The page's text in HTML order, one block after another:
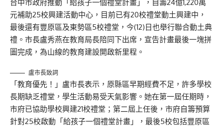
台中市政府推動「給孩子一個禮堂計畫」，自籌24億1,220萬
元補助25校興建活動中心，目前已有20校禮堂動土興建中，
最後還有豐原區及東勢區5校禮堂，今(12)日也舉行聯合動土典
禮。市長盧秀燕在教育局長陪同下出席，宣告計畫最後一塊拼
圖完成，為山線的教育建設開啟新里程。
盧市長致詞
「教育優先！」盧市長表示，原縣區早期經費不足，許多學校
長期缺乏禮堂，學生活動易受天氣影響。她在第一屆任期時，
市府已協助學校興建21校禮堂；第二屆上任後，市府自籌預算
針對25校啟動「給孩子一個禮堂計畫」，最後5校包括豐原區